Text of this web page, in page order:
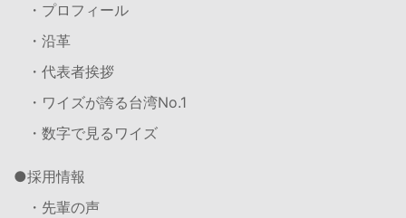
・プロフィール
・沿革
・代表者挨拶
・ワイズが誇る台湾No.1
・数字で見るワイズ
採用情報
・先輩の声